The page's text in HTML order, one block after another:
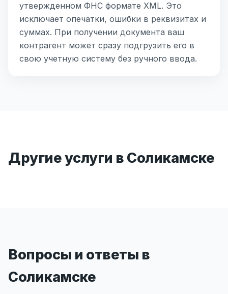
утвержденном ФНС формате XML. Это
исключает опечатки, ошибки в реквизитах и
суммах. При получении документа ваш
контрагент может сразу подгрузить его в
свою учетную систему без ручного ввода.
Другие услуги в Соликамске
Вопросы и ответы в
Соликамске